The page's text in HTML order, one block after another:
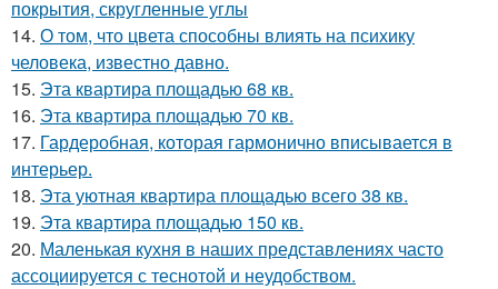
покрытия, скругленные углы
14. О том, что цвета способны влиять на психику
человека, известно давно.
15. Эта квартира площадью 68 кв.
16. Эта квартира площадью 70 кв.
17. Гардеробная, которая гармонично вписывается в
интерьер.
18. Эта уютная квартира площадью всего 38 кв.
19. Эта квартира площадью 150 кв.
20. Маленькая кухня в наших представлениях часто
ассоциируется с теснотой и неудобством.